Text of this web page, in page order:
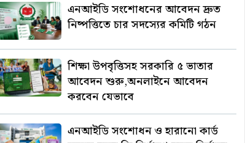
এনআইডি সংশোধনের আবেদন দ্রুত
নিষ্পত্তিতে চার সদস্যের কমিটি গঠন
শিক্ষা উপবৃত্তিসহ সরকারি ৫ ভাতার
আবেদন শুরু,অনলাইনে আবেদন
করবেন যেভাবে
এনআইডি সংশোধন ও হারানো কার্ড